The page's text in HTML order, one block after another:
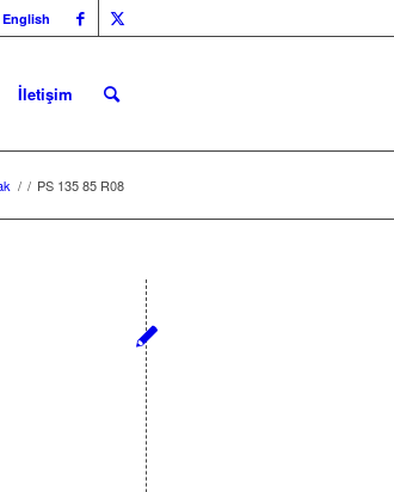
English
İletişim
/ / PS 135 85 R08